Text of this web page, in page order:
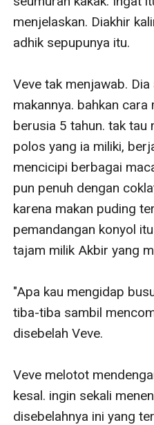
menjelaskan. Diakhir
adhik sepupunya itu.
Veve tak menjawab.
makannya. bahkan
berusia 5 tahun. tak tau
polos yang ia miliki,
mencicipi berbagai
pun penuh dengan
karena makan puding
pemandangan konyol
tajam milik Akbir yang
"Apa kau mengidap
tiba-tiba sambil
disebelah Veve.
Veve melotot
kesal. ingin sekali
disebelahnya ini yang